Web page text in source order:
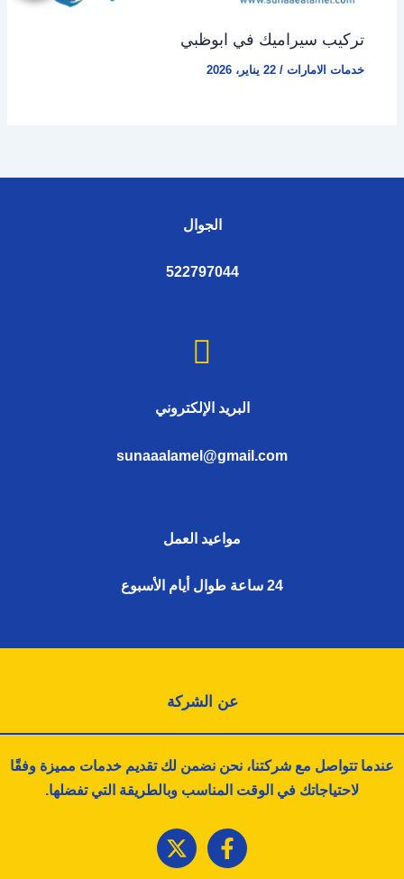
تركيب سيراميك في ابوظبي
خدمات الامارات /22 يناير، 2026
الجوال
522797044
البريد الإلكتروني
sunaaalamel@gmail.com
مواعيد العمل
24 ساعة طوال أيام الأسبوع
عن الشركة
عندما تتواصل مع شركتنا، نحن نضمن لك تقديم خدمات مميزة وفقًا
لاحتياجاتك في الوقت المناسب وبالطريقة التي تفضلها.